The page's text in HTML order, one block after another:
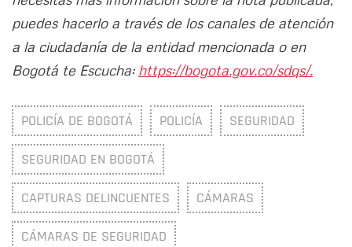
puedes hacerlo a través de los canales de atención
a la ciudadanía de la entidad mencionada o en
Bogotá te Escucha: https://bogota.gov.co/sdqs/.
POLICÍA DE BOGOTÁ POLICÍA SEGURIDAD
SEGURIDAD EN BOGOTÁ
CAPTURAS DELINCUENTES CÁMARAS
CÁMARAS DE SEGURIDAD